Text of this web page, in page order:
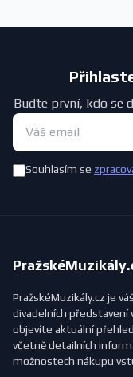
Buďte první, kdo se
Souhlasím se
PražskéMuzikály.cz je
divadelních představení
objevíte aktuální
včetně detailních
možnostech nákupu